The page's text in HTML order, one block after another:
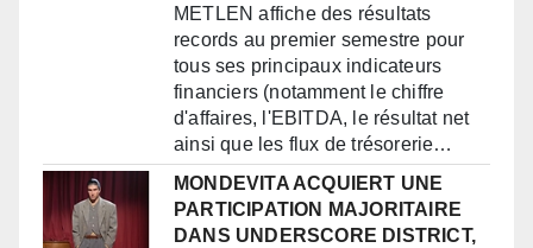
METLEN affiche des résultats
records au premier semestre pour
tous ses principaux indicateurs
financiers (notamment le chiffre
d'affaires, l'EBITDA, le résultat net
ainsi que les flux de trésorerie…
MONDEVITA ACQUIERT UNE
PARTICIPATION MAJORITAIRE
DANS UNDERSCORE DISTRICT,